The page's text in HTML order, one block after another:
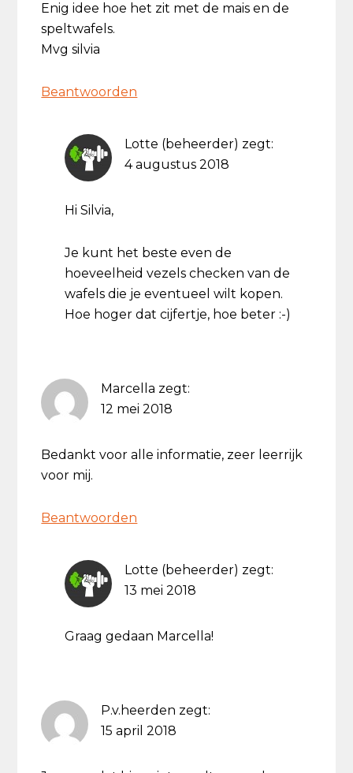
Enig idee hoe het zit met de mais en de
speltwafels.
Mvg silvia
Beantwoorden
Lotte (beheerder) zegt:
4 augustus 2018
Hi Silvia,
Je kunt het beste even de
hoeveelheid vezels checken van de
wafels die je eventueel wilt kopen.
Hoe hoger dat cijfertje, hoe beter :-)
Marcella zegt:
12 mei 2018
Bedankt voor alle informatie, zeer leerrijk
voor mij.
Beantwoorden
Lotte (beheerder) zegt:
13 mei 2018
Graag gedaan Marcella!
P.v.heerden zegt:
15 april 2018